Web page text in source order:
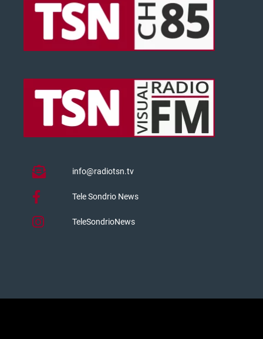
info@radiotsn.tv
Tele Sondrio News
TeleSondrioNews